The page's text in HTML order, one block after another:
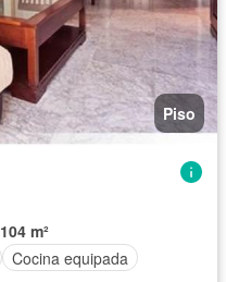
Piso
104 m²
Cocina equipada